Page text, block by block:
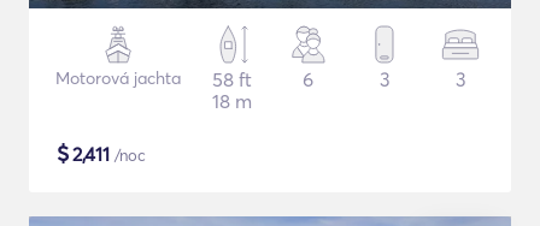
Motorová jachta
58 ft
18 m
6 3 3
$2,411 /noc